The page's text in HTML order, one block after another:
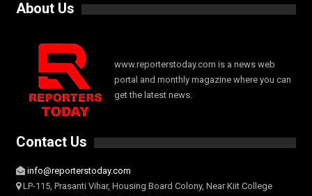
About Us
www.reporterstoday.com is a news web
portal and monthly magazine where you can
get the latest news.
Contact Us
info@reporterstoday.com
LP-115, Prasanti Vihar, Housing Board Colony, Near Kiit College